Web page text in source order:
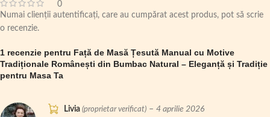
0
1 recenzie pentru Față de Masă Țesută Manual cu Motive
Tradiționale Românești din Bumbac Natural – Eleganță și Tradiție
pentru Masa Ta
Livia (proprietar verificat) – 4 aprilie 2026
Numai clienții autentificați, care au cumpărat acest produs, pot să scrie
o recenzie.